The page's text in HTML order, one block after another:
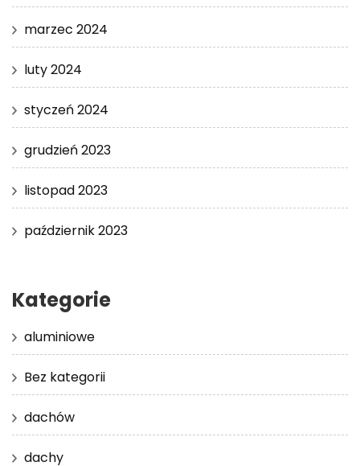
marzec 2024
luty 2024
styczeń 2024
grudzień 2023
listopad 2023
październik 2023
Kategorie
aluminiowe
Bez kategorii
dachów
dachy